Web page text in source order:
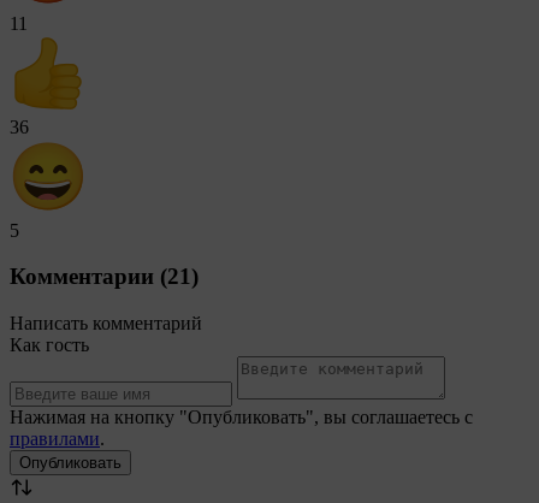
11
36
5
Комментарии (21)
Написать комментарий
Как гость
Нажимая на кнопку "Опубликовать", вы соглашаетесь с
правилами.